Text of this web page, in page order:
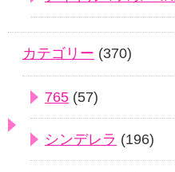
カテゴリー (370)
765 (57)
シンデレラ (196)